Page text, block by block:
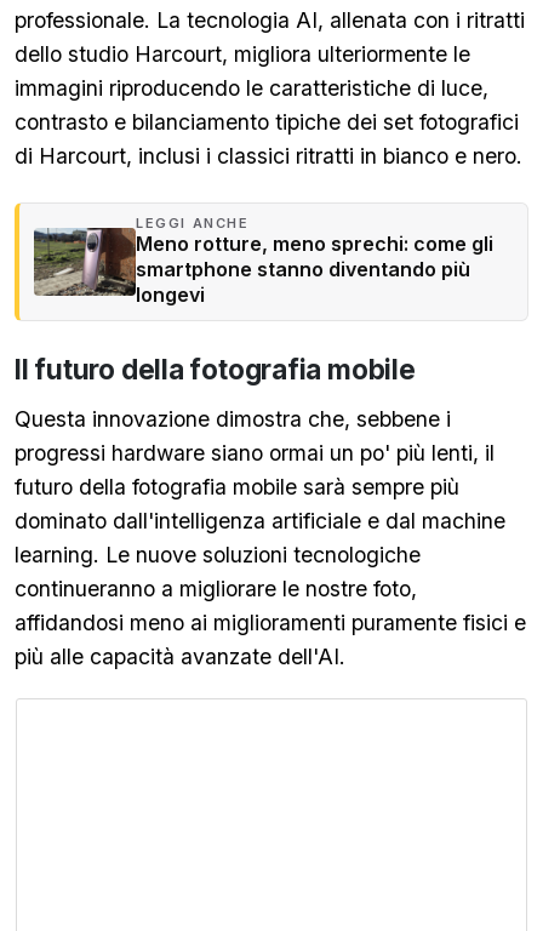
professionale. La tecnologia AI, allenata con i ritratti
dello studio Harcourt, migliora ulteriormente le
immagini riproducendo le caratteristiche di luce,
contrasto e bilanciamento tipiche dei set fotografici
di Harcourt, inclusi i classici ritratti in bianco e nero.
LEGGI ANCHE
Meno rotture, meno sprechi: come gli
smartphone stanno diventando più
longevi
Il futuro della fotografia mobile
Questa innovazione dimostra che, sebbene i
progressi hardware siano ormai un po' più lenti, il
futuro della fotografia mobile sarà sempre più
dominato dall'intelligenza artificiale e dal machine
learning. Le nuove soluzioni tecnologiche
continueranno a migliorare le nostre foto,
affidandosi meno ai miglioramenti puramente fisici e
più alle capacità avanzate dell'AI.